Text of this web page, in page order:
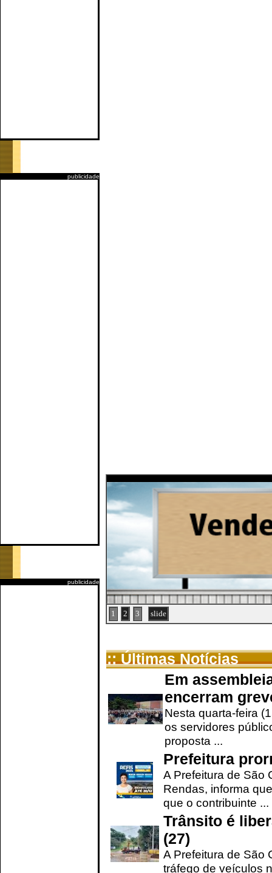
publicidade
publicidade
1 2 3 slide
:: Últimas Notícias
Em
encerram
Nesta quarta-feira
os servidores
proposta ...
Prefeitura
A Prefeitura de São
Rendas, informa
que o contribuinte ...
Trânsito é
(27)
A Prefeitura de São
tráfego de veículos